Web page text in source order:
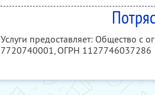
Услуги предоставляет: Общество с
7720740001, ОГРН 1127746037286